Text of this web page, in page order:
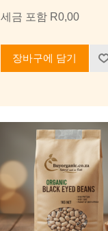
세금 포함 R0,00
장바구에 담기